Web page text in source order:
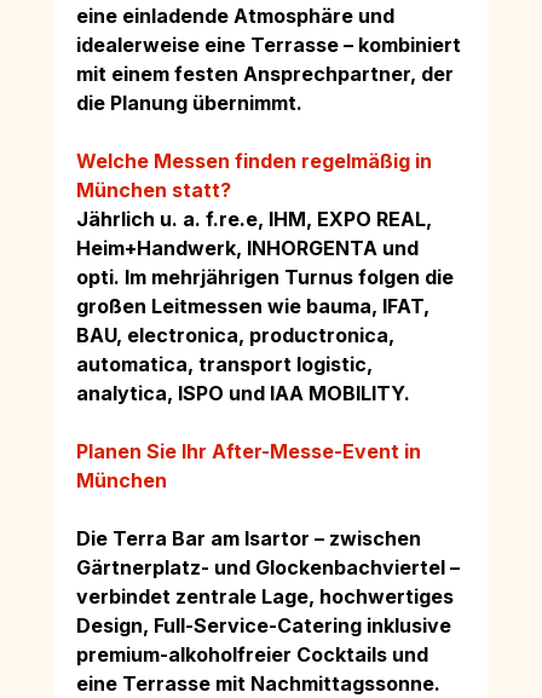
eine einladende Atmosphäre und
idealerweise eine Terrasse – kombiniert
mit einem festen Ansprechpartner, der
die Planung übernimmt.
Welche Messen finden regelmäßig in
München statt?
Jährlich u. a. f.re.e, IHM, EXPO REAL,
Heim+Handwerk, INHORGENTA und
opti. Im mehrjährigen Turnus folgen die
großen Leitmessen wie bauma, IFAT,
BAU, electronica, productronica,
automatica, transport logistic,
analytica, ISPO und IAA MOBILITY.
Planen Sie Ihr After-Messe-Event in
München
Die Terra Bar am Isartor – zwischen
Gärtnerplatz- und Glockenbachviertel –
verbindet zentrale Lage, hochwertiges
Design, Full-Service-Catering inklusive
premium-alkoholfreier Cocktails und
eine Terrasse mit Nachmittagssonne.